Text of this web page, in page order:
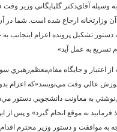
شما موجود است که به وسيله آقاي‌دکتر
ارجاع شده است. شما در
تشکيل پرونده اعزام اينجانب به
تسريع به عمل آيد»
اعتبار و جايگاه مقام‌معظم‌رهبري
عالي وقت مي‌نويسد«که اعزام
و متعاقب آن وزير وقت در تاريخ ‌١٢ /‌٧ /‌٧٢ در پي‌نوشتي به